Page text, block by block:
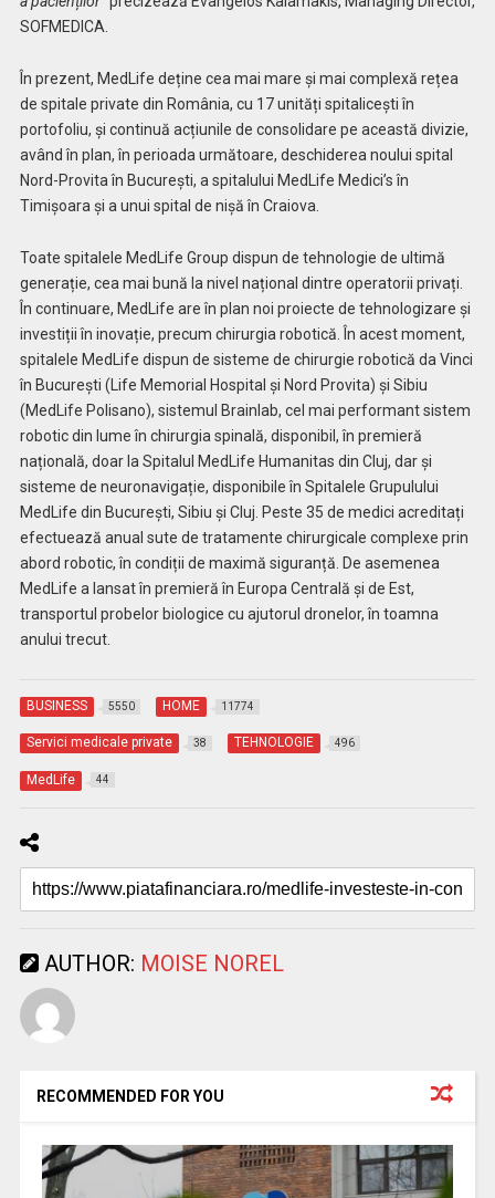
SOFMEDICA.
În prezent, MedLife deține cea mai mare și mai complexă rețea
de spitale private din România, cu 17 unități spitalicești în
portofoliu, și continuă acțiunile de consolidare pe această divizie,
având în plan, în perioada următoare, deschiderea noului spital
Nord-Provita în București, a spitalului MedLife Medici’s în
Timișoara și a unui spital de nișă în Craiova.
Toate spitalele MedLife Group dispun de tehnologie de ultimă
generație, cea mai bună la nivel național dintre operatorii privați.
În continuare, MedLife are în plan noi proiecte de tehnologizare și
investiții în inovație, precum chirurgia robotică. În acest moment,
spitalele MedLife dispun de sisteme de chirurgie robotică da Vinci
în București (Life Memorial Hospital și Nord Provita) și Sibiu
(MedLife Polisano), sistemul Brainlab, cel mai performant sistem
robotic din lume în chirurgia spinală, disponibil, în premieră
națională, doar la Spitalul MedLife Humanitas din Cluj, dar și
sisteme de neuronavigație, disponibile în Spitalele Grupulului
MedLife din București, Sibiu și Cluj. Peste 35 de medici acreditați
efectuează anual sute de tratamente chirurgicale complexe prin
abord robotic, în condiții de maximă siguranță. De asemenea
MedLife a lansat în premieră în Europa Centrală și de Est,
transportul probelor biologice cu ajutorul dronelor, în toamna
anului trecut.
BUSINESS 5550 HOME 11774
Servici medicale private 38 TEHNOLOGIE 496
MedLife 44
AUTHOR: MOISE NOREL
RECOMMENDED FOR YOU